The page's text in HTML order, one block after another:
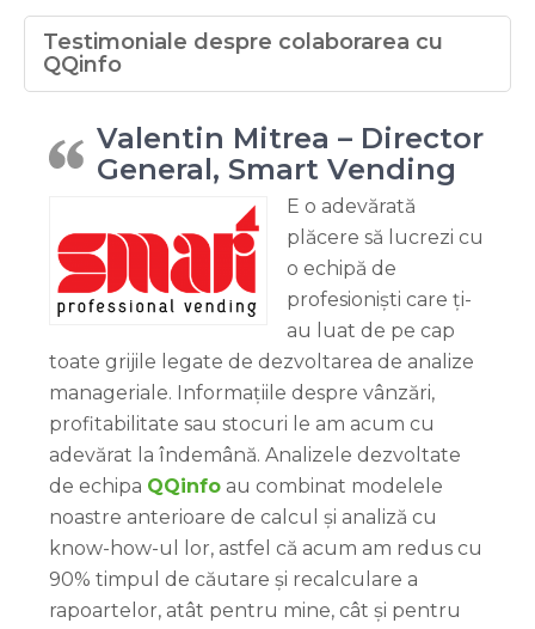
Testimoniale despre colaborarea cu
QQinfo
Valentin Mitrea – Director
General, Smart Vending
E o adevărată
plăcere să lucrezi cu
o echipă de
profesioniști care ți-
au luat de pe cap
toate grijile legate de dezvoltarea de analize
manageriale. Informațiile despre vânzări,
profitabilitate sau stocuri le am acum cu
adevărat la îndemână. Analizele dezvoltate
de echipa QQinfo au combinat modelele
noastre anterioare de calcul și analiză cu
know-how-ul lor, astfel că acum am redus cu
90% timpul de căutare și recalculare a
rapoartelor, atât pentru mine, cât și pentru